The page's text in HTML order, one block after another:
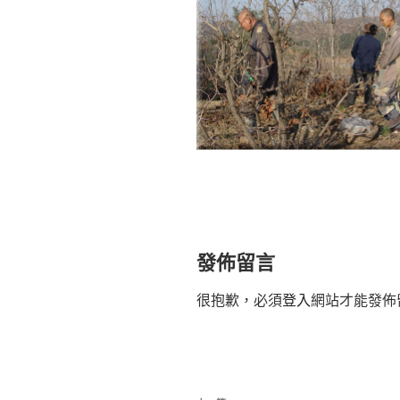
發佈留言
很抱歉，必須登入網站才能發佈